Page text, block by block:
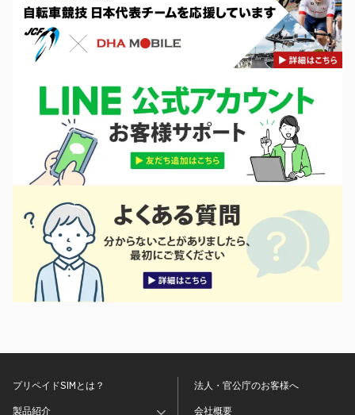
プリペイドSIMとは？
製品紹介
法人・官公庁のお客様へ
会社概要